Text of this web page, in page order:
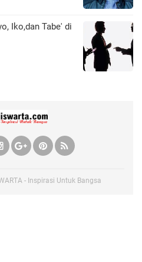
Iko,dan Tabe' di
- Inspirasi Untuk Bangsa